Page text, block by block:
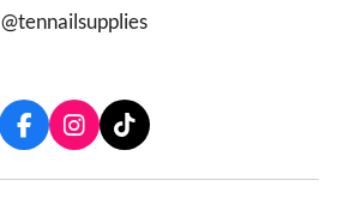
@tennailsupplies
F
a
c
I
n
s
T
i
k